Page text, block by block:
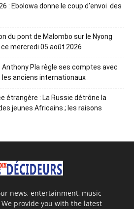
: Ebolowa donne le coup d’envoi des
du pont de Malombo sur le Nyong
mercredi 05 août 2026
Anthony Pla règle ses comptes avec
les anciens internationaux
étrangère : La Russie détrône la
jeunes Africains ; les raisons
news, entertainment, music
provide you with the latest